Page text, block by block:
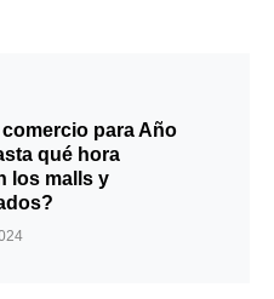
para Año
qué hora
los malls y